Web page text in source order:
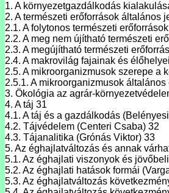
1. A környezetgazdálkodás
2. A természeti erőforrások általános
2.1. A folytonos természeti
2.2. A meg nem újítható természeti
2.3. A megújítható természeti
2.4. A makrovilág fajainak és
2.5. A mikroorganizmusok szerepe a
2.5.1. A mikroorganizmusok
3. Ökológia az agrár-
4. A táj 31
4.1. A táj és a gazdálkodás
4.2. Tájvédelem (Centeri Csaba) 32
4.3. Tájanalitika (Grónás Viktor) 33
5. Az éghajlatváltozás és annak
5.1. Az éghajlati viszonyok és
5.2. Az éghajlati hatások formái
5.3. Az éghajlatváltozás